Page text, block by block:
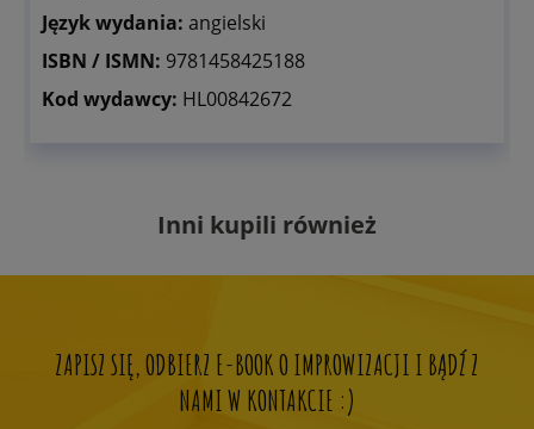
Język wydania: angielski
ISBN / ISMN: 9781458425188
Kod wydawcy: HL00842672
Inni kupili również
ZAPISZ SIĘ, ODBIERZ E-BOOK O IMPROWIZACJI I BĄDŹ Z
NAMI W KONTAKCIE :)